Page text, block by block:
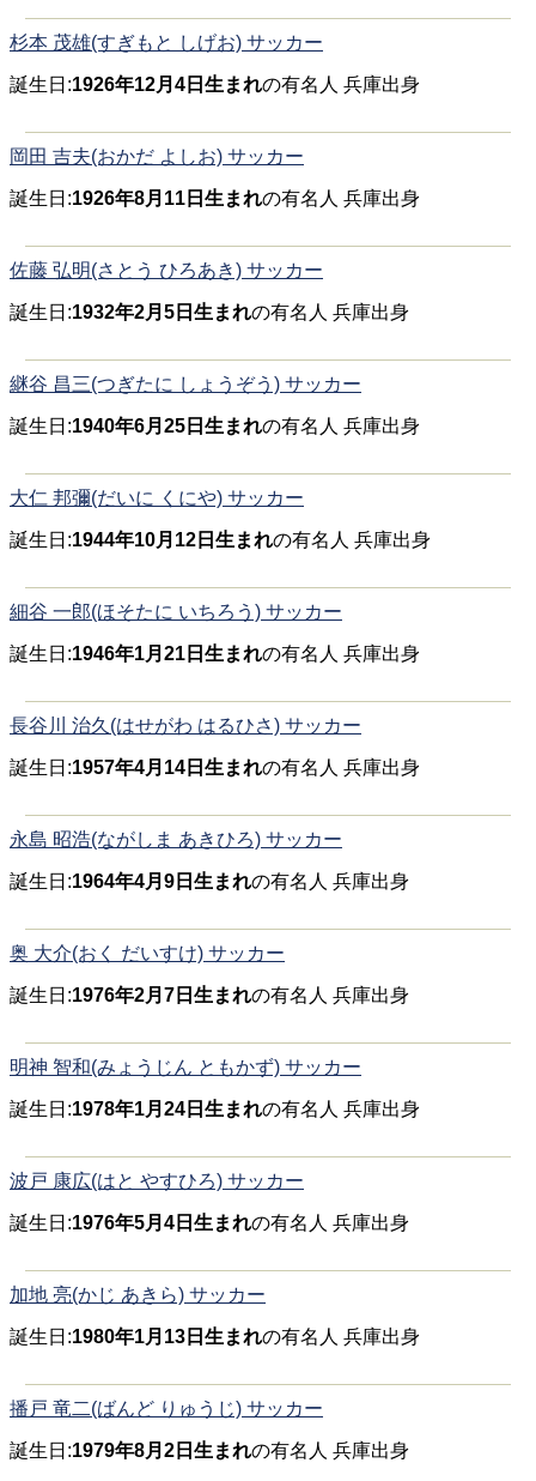
杉本 茂雄(すぎもと しげお) サッカー
誕生日:1926年12月4日生まれの有名人 兵庫出身
岡田 吉夫(おかだ よしお) サッカー
誕生日:1926年8月11日生まれの有名人 兵庫出身
佐藤 弘明(さとう ひろあき) サッカー
誕生日:1932年2月5日生まれの有名人 兵庫出身
継谷 昌三(つぎたに しょうぞう) サッカー
誕生日:1940年6月25日生まれの有名人 兵庫出身
大仁 邦彌(だいに くにや) サッカー
誕生日:1944年10月12日生まれの有名人 兵庫出身
細谷 一郎(ほそたに いちろう) サッカー
誕生日:1946年1月21日生まれの有名人 兵庫出身
長谷川 治久(はせがわ はるひさ) サッカー
誕生日:1957年4月14日生まれの有名人 兵庫出身
永島 昭浩(ながしま あきひろ) サッカー
誕生日:1964年4月9日生まれの有名人 兵庫出身
奥 大介(おく だいすけ) サッカー
誕生日:1976年2月7日生まれの有名人 兵庫出身
明神 智和(みょうじん ともかず) サッカー
誕生日:1978年1月24日生まれの有名人 兵庫出身
波戸 康広(はと やすひろ) サッカー
誕生日:1976年5月4日生まれの有名人 兵庫出身
加地 亮(かじ あきら) サッカー
誕生日:1980年1月13日生まれの有名人 兵庫出身
播戸 竜二(ばんど りゅうじ) サッカー
誕生日:1979年8月2日生まれの有名人 兵庫出身